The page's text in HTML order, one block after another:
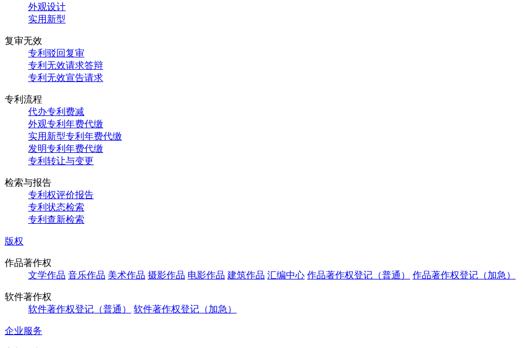
外观设计
实用新型
复审无效
专利驳回复审
专利无效请求答辩
专利无效宣告请求
专利流程
代办专利费减
外观专利年费代缴
实用新型专利年费代缴
发明专利年费代缴
专利转让与变更
检索与报告
专利权评价报告
专利状态检索
专利查新检索
版权
作品著作权
文学作品 音乐作品 美术作品 摄影作品 电影作品 建筑作品 汇编中心 作品著作权登记（普通） 作品著作权登记（加急）
软件著作权
软件著作权登记（普通）
软件著作权登记（加急）
企业服务